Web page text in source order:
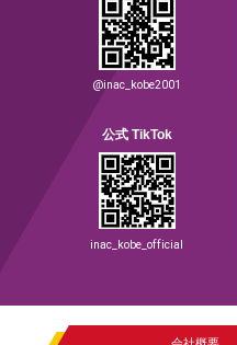
@inac_kobe2001
公式 TikTok
inac_kobe_official
会社概要